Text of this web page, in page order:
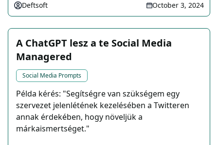
Deftsoft October 3, 2024
A ChatGPT lesz a te Social Media
Managered
Social Media Prompts
Példa kérés: "Segítségre van szükségem egy
szervezet jelenlétének kezelésében a Twitteren
annak érdekében, hogy növeljük a
márkaismertséget."